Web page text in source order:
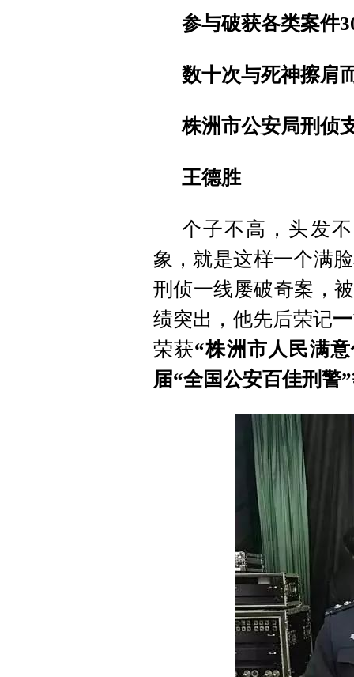
参与破获各类案件
数十次与死神擦肩
株洲市公安局刑侦
王德胜
个子不高，头发
象，就是这样一个满
刑侦一线屡破奇案，
绩突出，他先后荣记一
荣获“株洲市人民满
届“全国公安百佳刑警